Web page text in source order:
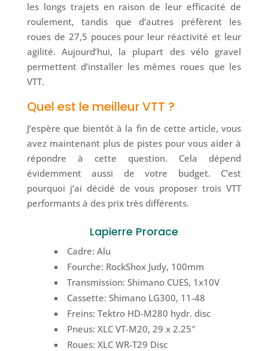
les longs trajets en raison de leur efficacité de
roulement, tandis que d’autres préfèrent les
roues de 27,5 pouces pour leur réactivité et leur
agilité. Aujourd’hui, la plupart des vélo gravel
permettent d’installer les mêmes roues que les
VTT.
Quel est le meilleur VTT ?
J’espère que bientôt à la fin de cette article, vous
avez maintenant plus de pistes pour vous aider à
répondre à cette question. Cela dépend
évidemment aussi de votre budget. C’est
pourquoi j’ai décidé de vous proposer trois VTT
performants à des prix très différents.
Lapierre Prorace
Cadre: Alu
Fourche: RockShox Judy, 100mm
Transmission: Shimano CUES, 1x10V
Cassette: Shimano LG300, 11-48
Freins: Tektro HD-M280 hydr. disc
Pneus: XLC VT-M20, 29 x 2.25″
Roues: XLC WR-T29 Disc